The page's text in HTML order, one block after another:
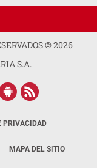
©2026
S.A.
PRIVACIDAD
MAPA DEL SITIO